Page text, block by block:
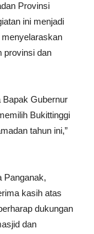
Provinsi
ini menjadi
provinsi dan
Bapak Gubernur
Bukittinggi
tahun ini,”
Panganak,
kasih atas
dukungan
dan